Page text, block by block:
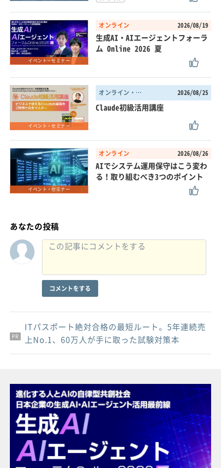
イベント・セミナー
オンライン 2026/08/19
生成AI・AIエージェントフォーラ
ム Online 2026 夏
イベント・セミナー
オンライン・東京都 2026/08/25
Claude初級活用講座
イベント・セミナー
オンライン 2026/08/26
AIでシステム運用保守はこう変わ
る！取り組むべき3つのポイント
あなたの投稿
コメントをする
PR
PR
PR
ITパスポート絶対合格の最短ルート。5年連続売
上No.1、60万人が手に取った試験対策本